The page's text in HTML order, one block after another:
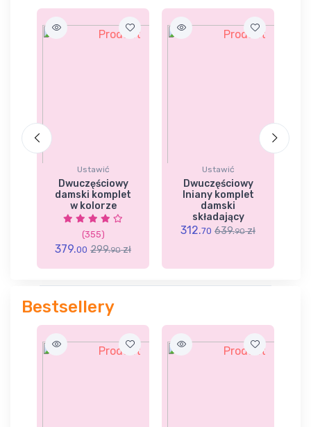
Ustawić
Dwuczęściowy
damski komplet
w kolorze
(355)
379.00 299.90zł
Ustawić
Dwuczęściowy
lniany komplet
damski
składający
312.70 639.90zł
Bestsellery